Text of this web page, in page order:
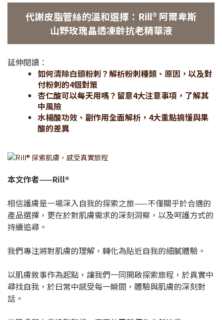
代謝皮脂管絲的溫和選擇：Rill® 阿爾卑斯
山野玫瑰晶透凍齡抗老精華液
延伸閱讀：
如何清除白頭粉刺？解析粉刺種類、原因，以及對
付粉刺的4個對策
杏仁酸可以每天用嗎？留意4大注意事項，了解其
中風險
水楊酸功效、副作用全面解析，4大重點搞懂與果
酸的差異
本文作者——Rill®
相信護膚是一場深入自我的探索之旅——不僅關乎於合適的
產品選擇，更在於對肌膚需求的深刻洞察，以及呵護方式的
持續追尋。
我們專注將對肌膚的理解，轉化為貼近自我的細膩體驗。
以肌膚敘事作為起點，讓我們一同開啟探索旅程，於真實中
尋找自我，於日常中感受每一瞬間，體驗與肌膚的深刻對
話。